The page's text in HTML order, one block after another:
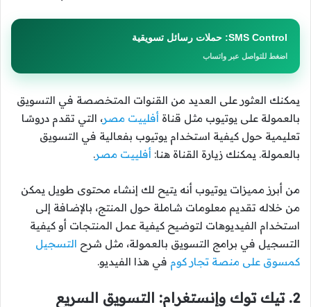
SMS Control: حملات رسائل تسويقية
اضغط للتواصل عبر واتساب
يمكنك العثور على العديد من القنوات المتخصصة في التسويق
بالعمولة على يوتيوب مثل قناة أفلييت مصر، التي تقدم دروسًا
تعليمية حول كيفية استخدام يوتيوب بفعالية في التسويق
بالعمولة. يمكنك زيارة القناة هنا: أفلييت مصر.
من أبرز مميزات يوتيوب أنه يتيح لك إنشاء محتوى طويل يمكن
من خلاله تقديم معلومات شاملة حول المنتج، بالإضافة إلى
استخدام الفيديوهات لتوضيح كيفية عمل المنتجات أو كيفية
التسجيل في برامج التسويق بالعمولة، مثل شرح التسجيل
كمسوق على منصة تجار كوم في هذا الفيديو.
2. تيك توك وإنستغرام: التسويق السريع